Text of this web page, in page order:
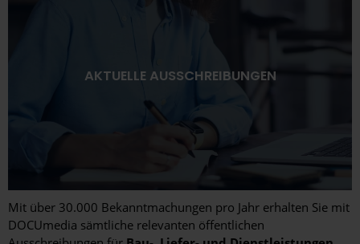
AKTUELLE AUSSCHREIBUNGEN
Mit über 30.000 Bekanntmachungen pro Jahr erhalten Sie mit
DOCUmedia sämtliche relevanten öffentlichen